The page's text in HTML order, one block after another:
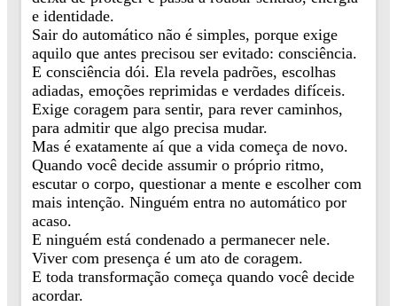
e identidade.
Sair do automático não é simples, porque exige
aquilo que antes precisou ser evitado: consciência.
E consciência dói. Ela revela padrões, escolhas
adiadas, emoções reprimidas e verdades difíceis.
Exige coragem para sentir, para rever caminhos,
para admitir que algo precisa mudar.
Mas é exatamente aí que a vida começa de novo.
Quando você decide assumir o próprio ritmo,
escutar o corpo, questionar a mente e escolher com
mais intenção. Ninguém entra no automático por
acaso.
E ninguém está condenado a permanecer nele.
Viver com presença é um ato de coragem.
E toda transformação começa quando você decide
acordar.